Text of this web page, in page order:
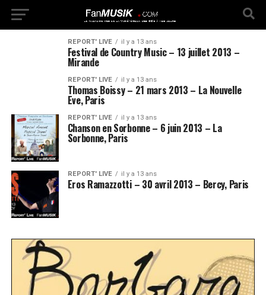
REPORT' LIVE il y a 13 ans
Festival de Country Music – 13 juillet 2013 –
Mirande
REPORT' LIVE il y a 13 ans
Thomas Boissy – 21 mars 2013 – La Nouvelle
Eve, Paris
REPORT' LIVE il y a 13 ans
Chanson en Sorbonne – 6 juin 2013 – La
Sorbonne, Paris
REPORT' LIVE il y a 13 ans
Eros Ramazzotti – 30 avril 2013 – Bercy, Paris